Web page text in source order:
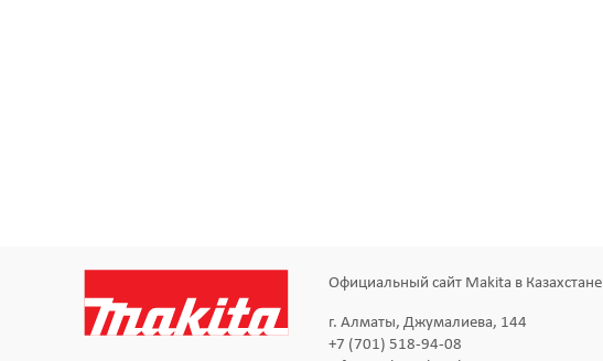
Официальный сайт Makita в Казахстане
г. Алматы, Джумалиева, 144
+7 (701) 518-94-08